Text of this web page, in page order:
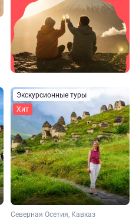
Экскурсионные туры
Хит
Северная Осетия, Кавказ